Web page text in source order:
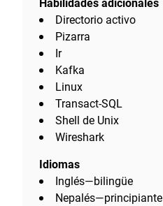
Directorio activo
Pizarra
Ir
Kafka
Linux
Transact-SQL
Shell de Unix
Wireshark
Idiomas
Inglés—bilingüe
Nepalés—principiante